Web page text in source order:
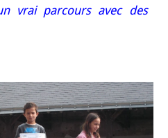
vrai parcours avec des